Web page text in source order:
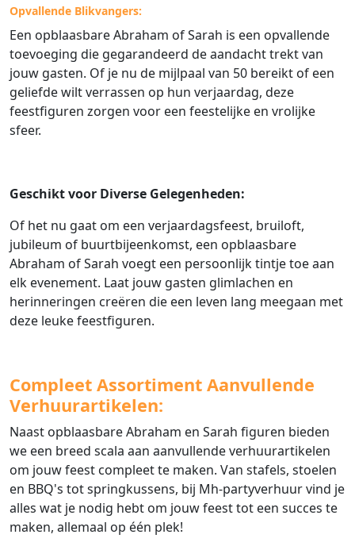
Opvallende Blikvangers:
Een opblaasbare Abraham of Sarah is een opvallende
toevoeging die gegarandeerd de aandacht trekt van
jouw gasten. Of je nu de mijlpaal van 50 bereikt of een
geliefde wilt verrassen op hun verjaardag, deze
feestfiguren zorgen voor een feestelijke en vrolijke
sfeer.
Geschikt voor Diverse Gelegenheden:
Of het nu gaat om een verjaardagsfeest, bruiloft,
jubileum of buurtbijeenkomst, een opblaasbare
Abraham of Sarah voegt een persoonlijk tintje toe aan
elk evenement. Laat jouw gasten glimlachen en
herinneringen creëren die een leven lang meegaan met
deze leuke feestfiguren.
Compleet Assortiment Aanvullende
Verhuurartikelen:
Naast opblaasbare Abraham en Sarah figuren bieden
we een breed scala aan aanvullende verhuurartikelen
om jouw feest compleet te maken. Van stafels, stoelen
en BBQ's tot springkussens, bij Mh-partyverhuur vind je
alles wat je nodig hebt om jouw feest tot een succes te
maken, allemaal op één plek!